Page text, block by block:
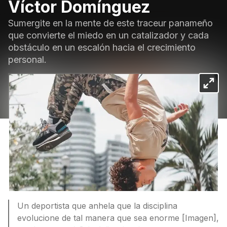
Víctor Domínguez
Sumergite en la mente de este traceur panameño
que convierte el miedo en un catalizador y cada
obstáculo en un escalón hacia el crecimiento
personal.
Un deportista que anhela que la disciplina
evolucione de tal manera que sea enorme [Imagen],